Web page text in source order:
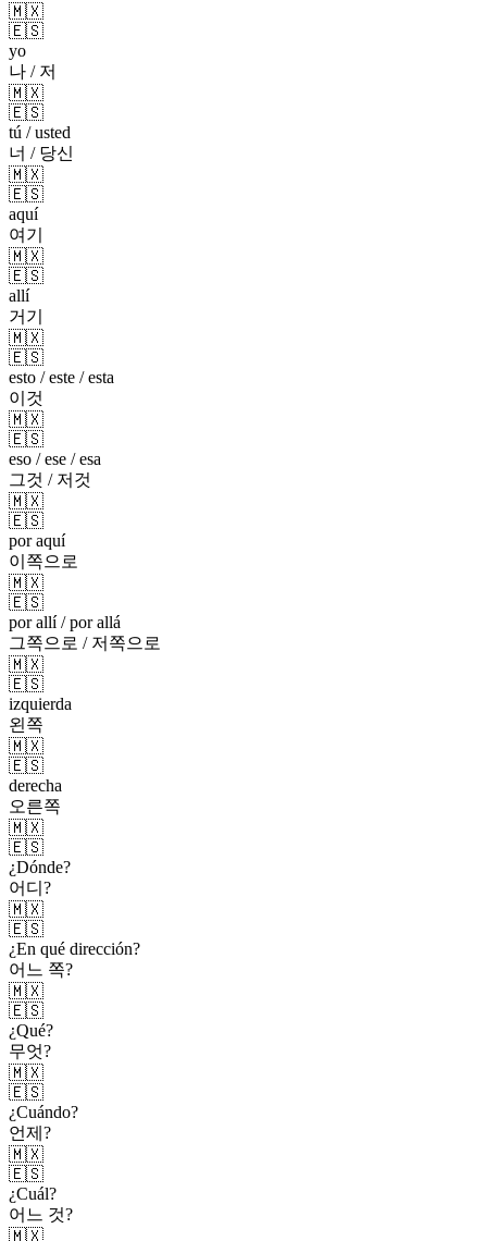
🇲🇽
🇪🇸
yo
나 / 저
🇲🇽
🇪🇸
tú / usted
너 / 당신
🇲🇽
🇪🇸
aquí
여기
🇲🇽
🇪🇸
allí
거기
🇲🇽
🇪🇸
esto / este / esta
이것
🇲🇽
🇪🇸
eso / ese / esa
그것 / 저것
🇲🇽
🇪🇸
por aquí
이쪽으로
🇲🇽
🇪🇸
por allí / por allá
그쪽으로 / 저쪽으로
🇲🇽
🇪🇸
izquierda
왼쪽
🇲🇽
🇪🇸
derecha
오른쪽
🇲🇽
🇪🇸
¿Dónde?
어디?
🇲🇽
🇪🇸
¿En qué dirección?
어느 쪽?
🇲🇽
🇪🇸
¿Qué?
무엇?
🇲🇽
🇪🇸
¿Cuándo?
언제?
🇲🇽
🇪🇸
¿Cuál?
어느 것?
🇲🇽